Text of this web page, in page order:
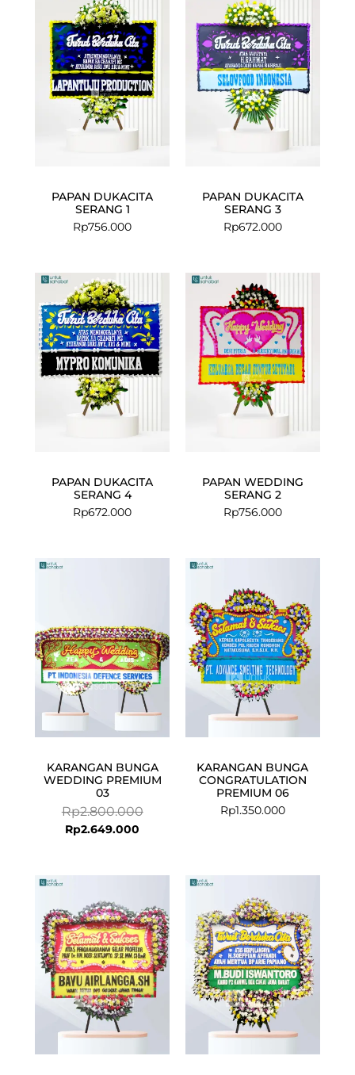
PAPAN DUKACITA
SERANG 1
Rp756.000
PAPAN DUKACITA
SERANG 3
Rp672.000
PAPAN DUKACITA
SERANG 4
Rp672.000
PAPAN WEDDING
SERANG 2
Rp756.000
KARANGAN BUNGA
WEDDING PREMIUM
03
Rp2.800.000
Rp2.800.000.
Rp2.649.000
Rp2.649.000.
KARANGAN BUNGA
CONGRATULATION
PREMIUM 06
Rp1.350.000